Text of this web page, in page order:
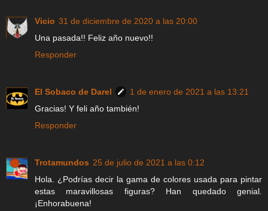
Vicio 31 de diciembre de 2020 a las 20:00
Una pasada!! Feliz año nuevo!!
Responder
El Sobaco de Darel
1 de enero de 2021 a las 13:21
Gracias! Y feli año también!
Responder
Trotamundos 25 de julio de 2021 a las 0:12
Hola. ¿Podrías decir la gama de colores usada para pintar
estas maravillosas figuras? Han quedado genial.
¡Enhorabuena!